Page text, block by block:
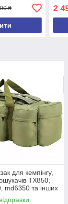
₴ 2
для кемпінгу,
TX850,
md6350 та інших
л)